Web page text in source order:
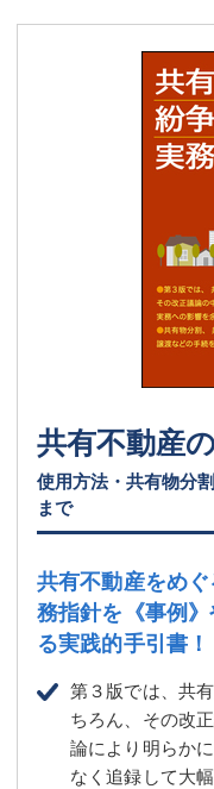
共有不動産
使用方法・共有物分
まで
共有不動産をめ
務指針を 《事例
る実践的手引書！
第３版では、共
ちろん、その改
論により明らか
なく追録して大